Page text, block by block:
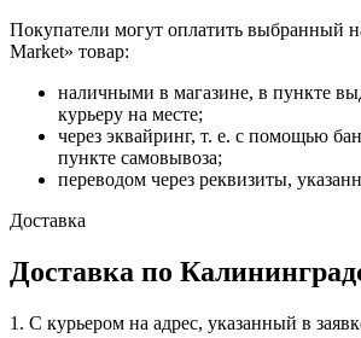
Покупатели могут оплатить выбранный
Market» товар:
наличными в магазине, в пункте
курьеру на месте;
через эквайринг, т. е. с помощью
пункте самовывоза;
переводом через реквизиты,
Доставка
Доставка по
1. С курьером на адрес, указанный в